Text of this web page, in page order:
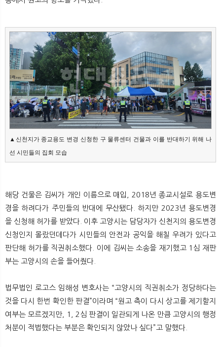
뉴
▲신천지가 종교용도 변경 신청한 구 물류센터 건물과 이를 반대하기 위해 나
선 시민들의 집회 모습
해당 건물은 김씨가 개인 이름으로 매입, 2018년 종교시설로 용도변
경을 하려다가 주민들의 반대에 무산됐다. 하지만 2023년 용도변경
을 신청해 허가를 받았다. 이후 고양시는 담당자가 신천지의 용도변경
신청인지 몰랐던데다가 시민들의 안전과 공익을 해칠 우려가 있다고
판단해 허가를 직권취소했다. 이에 김씨는 소송을 재기했고 1심 재판
부는 고양시의 손을 들어줬다.
법무법인 로고스 임해성 변호사는 “고양시의 직권취소가 정당하다는
것을 다시 한번 확인한 판결”이라며 “원고 측이 다시 상고를 제기할지
여부는 모르겠지만, 1, 2심 판결이 일관되게 나온 만큼 고양시의 행정
처분이 적법했다는 부분은 확인되지 않았나 싶다”고 말했다.